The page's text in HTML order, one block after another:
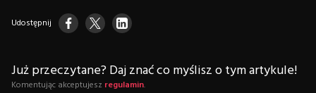
Udostępnij
Już przeczytane? Daj znać co myślisz o tym artykule!
Komentując akceptujesz regulamin.